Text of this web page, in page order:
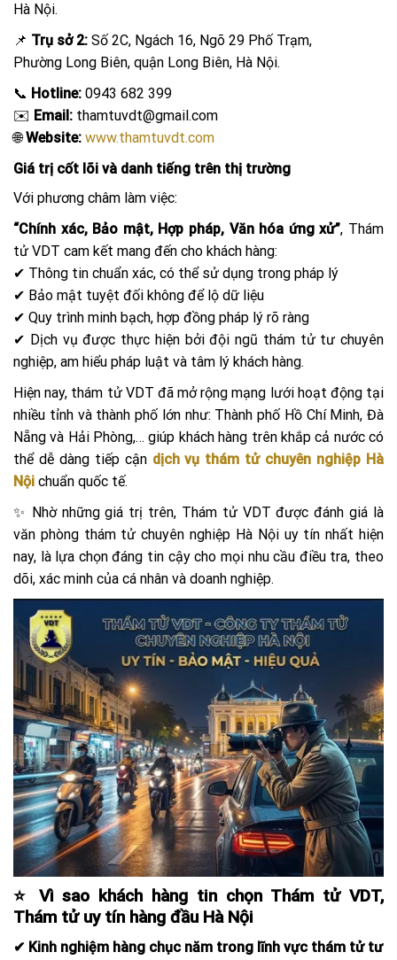
Hà Nội.
📌 Trụ sở 2: Số 2C, Ngách 16, Ngõ 29 Phố Trạm,
Phường Long Biên, quận Long Biên, Hà Nội.
📞 Hotline: 0943 682 399
✉️ Email: thamtuvdt@gmail.com
🌐Website: www.thamtuvdt.com
Giá trị cốt lõi và danh tiếng trên thị trường
Với phương châm làm việc:
“Chính xác, Bảo mật, Hợp pháp, Văn hóa ứng xử”, Thám
tử VDT cam kết mang đến cho khách hàng:
✔ Thông tin chuẩn xác, có thể sử dụng trong pháp lý
✔ Bảo mật tuyệt đối không để lộ dữ liệu
✔ Quy trình minh bạch, hợp đồng pháp lý rõ ràng
✔ Dịch vụ được thực hiện bởi đội ngũ thám tử tư chuyên
nghiệp, am hiểu pháp luật và tâm lý khách hàng.
Hiện nay, thám tử VDT đã mở rộng mạng lưới hoạt động tại
nhiều tỉnh và thành phố lớn như: Thành phố Hồ Chí Minh, Đà
Nẵng và Hải Phòng,… giúp khách hàng trên khắp cả nước có
thể dễ dàng tiếp cận dịch vụ thám tử chuyên nghiệp Hà
Nội chuẩn quốc tế.
✨ Nhờ những giá trị trên, Thám tử VDT được đánh giá là
văn phòng thám tử chuyên nghiệp Hà Nội uy tín nhất hiện
nay, là lựa chọn đáng tin cậy cho mọi nhu cầu điều tra, theo
dõi, xác minh của cá nhân và doanh nghiệp.
⭐ Vì sao khách hàng tin chọn Thám tử VDT,
Thám tử uy tín hàng đầu Hà Nội
✔ Kinh nghiệm hàng chục năm trong lĩnh vực thám tử tư